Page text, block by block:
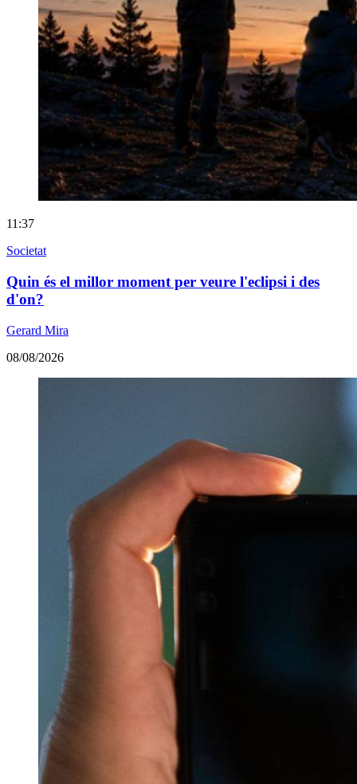
11:37
Societat
Quin és el millor moment per veure l'eclipsi i des
d'on?
Gerard Mira
08/08/2026